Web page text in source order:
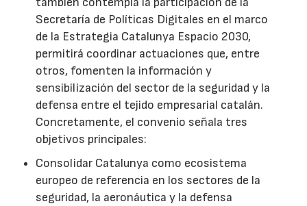
Secretaría de Políticas Digitales en el marco
de la Estrategia Catalunya Espacio 2030,
permitirá coordinar actuaciones que, entre
otros, fomenten la información y
sensibilización del sector de la seguridad y la
defensa entre el tejido empresarial catalán.
Concretamente, el convenio señala tres
objetivos principales:
Consolidar Catalunya como ecosistema
europeo de referencia en los sectores de la
seguridad, la aeronáutica y la defensa